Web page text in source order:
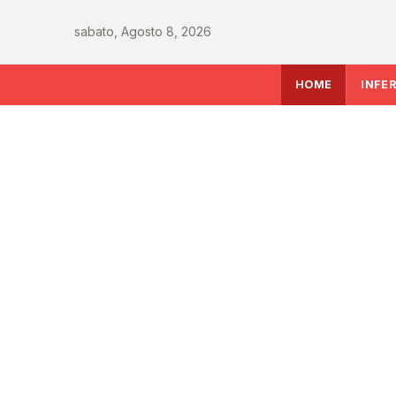
sabato, Agosto 8, 2026
HOME